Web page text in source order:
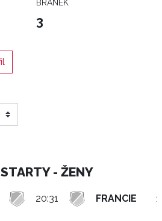
BRANEK
3
- ŽENY
20:31 FRANCIE